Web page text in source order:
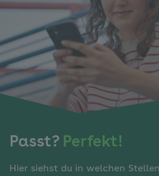
Passt? Perfekt!
Hier siehst du in welchen